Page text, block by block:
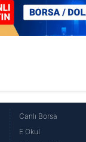
Canlı Borsa
E Okul